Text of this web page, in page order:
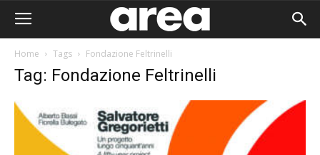
Home Tags Fondazione Feltrinelli
Tag: Fondazione Feltrinelli